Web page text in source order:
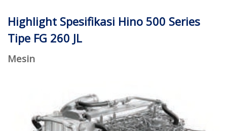
Highlight Spesifikasi Hino 500 Series
Tipe FG 260 JL
Mesin